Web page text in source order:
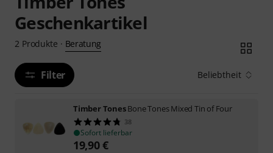
Geschenkartikel
2 Produkte · Beratung
Filter Beliebtheit
Timber TonesBone Tones Mixed Tin of Four
38
Sofort lieferbar
19,90€